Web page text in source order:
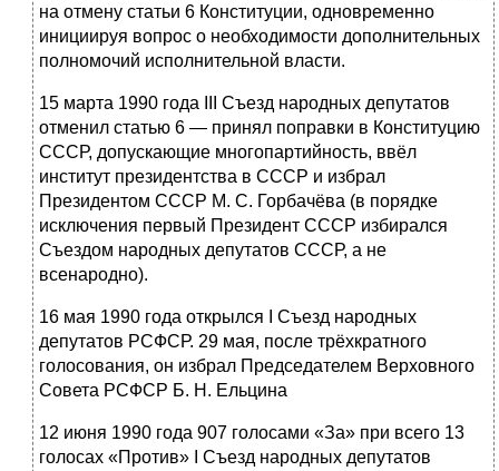
на отмену статьи 6 Конституции, одновременно
инициируя вопрос о необходимости дополнительных
полномочий исполнительной власти.
15 марта 1990 года III Съезд народных депутатов
отменил статью 6 — принял поправки в Конституцию
СССР, допускающие многопартийность, ввёл
институт президентства в СССР и избрал
Президентом СССР М. С. Горбачёва (в порядке
исключения первый Президент СССР избирался
Съездом народных депутатов СССР, а не
всенародно).
16 мая 1990 года открылся I Съезд народных
депутатов РСФСР. 29 мая, после трёхкратного
голосования, он избрал Председателем Верховного
Совета РСФСР Б. Н. Ельцина
12 июня 1990 года 907 голосами «За» при всего 13
голосах «Против» I Съезд народных депутатов